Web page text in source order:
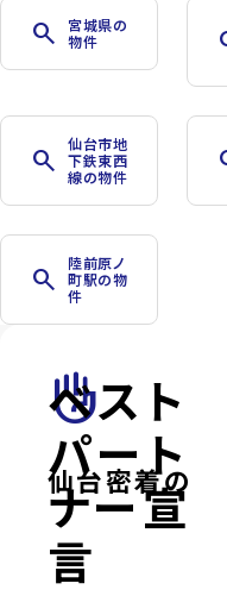
search
宮城県の
物件
search
仙台市地
下鉄東西
線の物件
search
陸前原ノ
町駅の物
件
front_hand
仙台密着の
ベスト
パート
ナー宣
言